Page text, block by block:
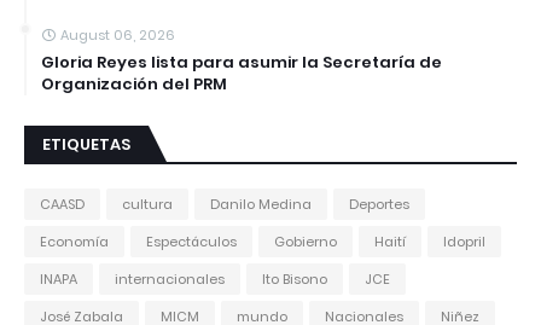
August 06, 2026
Gloria Reyes lista para asumir la Secretaría de
Organización del PRM
ETIQUETAS
CAASD cultura Danilo Medina
Deportes
Economía
Espectáculos Gobierno Haití
Idopril
INAPA
internacionales Ito Bisono
JCE
José Zabala
MICM mundo Nacionales
Niñez